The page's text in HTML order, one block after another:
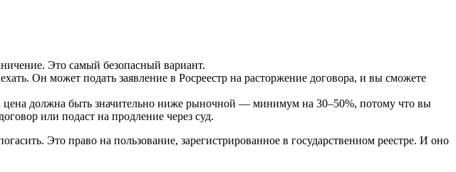
Это самый безопасный вариант.
Он может подать заявление в Росреестр на расторжение договора, и вы сможете
цена должна быть значительно ниже рыночной — минимум на 30–50%, потому что вы
или подаст на продление через суд.
Это право на пользование, зарегистрированное в государственном реестре. И оно